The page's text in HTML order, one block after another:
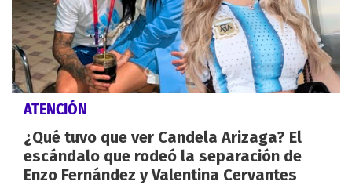
ATENCIÓN
¿Qué tuvo que ver Candela Arizaga? El
escándalo que rodeó la separación de
Enzo Fernández y Valentina Cervantes